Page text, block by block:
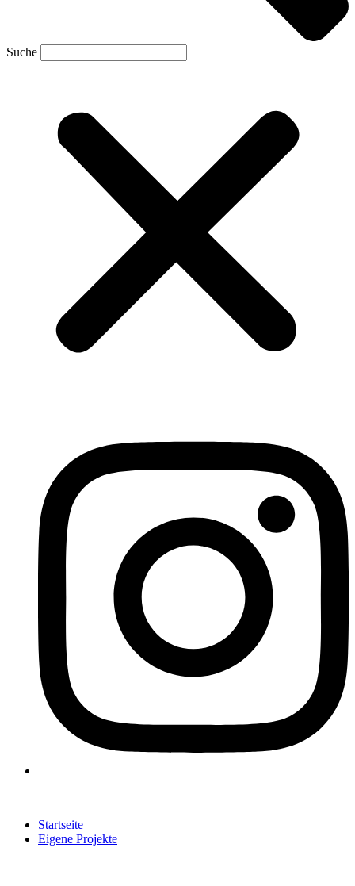
Suche
Startseite
Eigene Projekte